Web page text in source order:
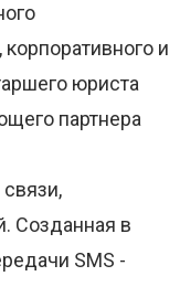
и
юриста
партнера
Созданная в
SMS -